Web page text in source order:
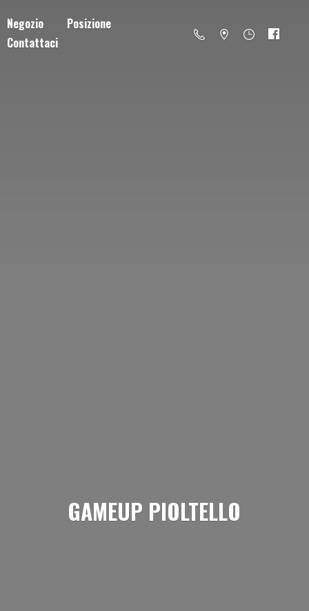
Negozio
Posizione
Contattaci
GAMEUP PIOLTELLO